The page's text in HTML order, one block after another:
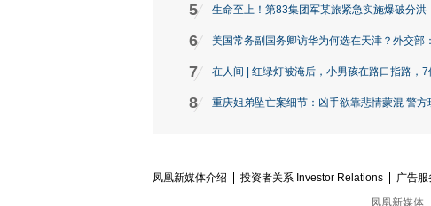
5 生命至上！第83集团军某旅紧急实施爆破分洪
6 美国常务副国务卿访华为何选在天津？外交部
7 在人间 | 红绿灯被淹后，小男孩在路口指路，7
8 重庆姐弟坠亡案细节：凶手欲靠悲情蒙混 警方
凤凰新媒体介绍 投资者关系 Investor Relations 广告服
凤凰新媒体